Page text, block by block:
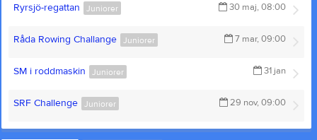
30 maj, 08:00
Juniorer
Ryrsjö-regattan
7 mar, 09:00
Juniorer
Råda Rowing Challange
31 jan
Juniorer
SM i roddmaskin
29 nov, 09:00
Juniorer
SRF Challenge